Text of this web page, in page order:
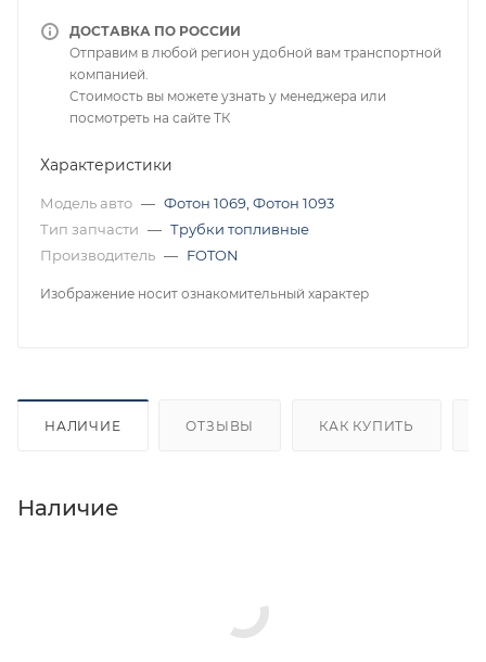
ДОСТАВКА ПО РОССИИ
Отправим в любой регион удобной вам транспортной
компанией.
Стоимость вы можете узнать у менеджера или
посмотреть на сайте ТК
Характеристики
Модель авто — Фотон 1069 Фотон 1093
Тип запчасти — Трубки топливные
Производитель — FOTON
Изображение носит ознакомительный характер
НАЛИЧИЕ ОТЗЫВЫ КАК КУПИТЬ
Наличие